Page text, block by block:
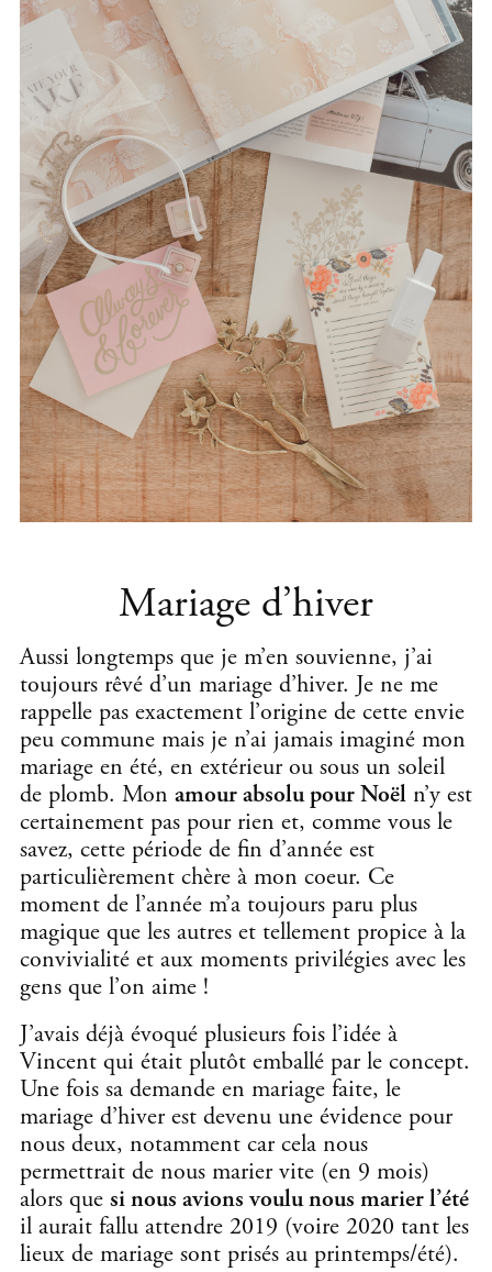
Mariage d’hiver
Aussi longtemps que je m’en souvienne, j’ai
toujours rêvé d’un mariage d’hiver. Je ne me
rappelle pas exactement l’origine de cette envie
peu commune mais je n’ai jamais imaginé mon
mariage en été, en extérieur ou sous un soleil
de plomb. Mon amour absolu pour Noël n’y est
certainement pas pour rien et, comme vous le
savez, cette période de fin d’année est
particulièrement chère à mon coeur. Ce
moment de l’année m’a toujours paru plus
magique que les autres et tellement propice à la
convivialité et aux moments privilégies avec les
gens que l’on aime !
J’avais déjà évoqué plusieurs fois l’idée à
Vincent qui était plutôt emballé par le concept.
Une fois sa demande en mariage faite, le
mariage d’hiver est devenu une évidence pour
nous deux, notamment car cela nous
permettrait de nous marier vite (en 9 mois)
alors que si nous avions voulu nous marier l’été
il aurait fallu attendre 2019 (voire 2020 tant les
lieux de mariage sont prisés au printemps/été).